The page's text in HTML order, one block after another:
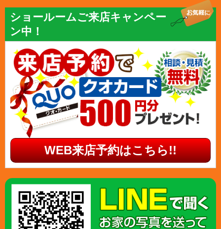
ショールームご来店キャンペー
ン中！
WEB来店予約はこちら!!